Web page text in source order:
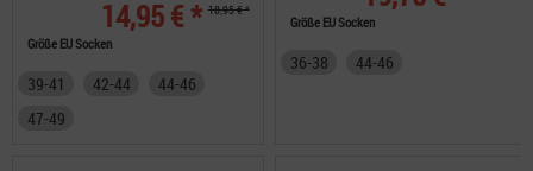
14,95 € * 18,95 € *
Größe EU Socken
39-41 42-44
44-46
47-49
Größe EU Socken
36-38 44-46